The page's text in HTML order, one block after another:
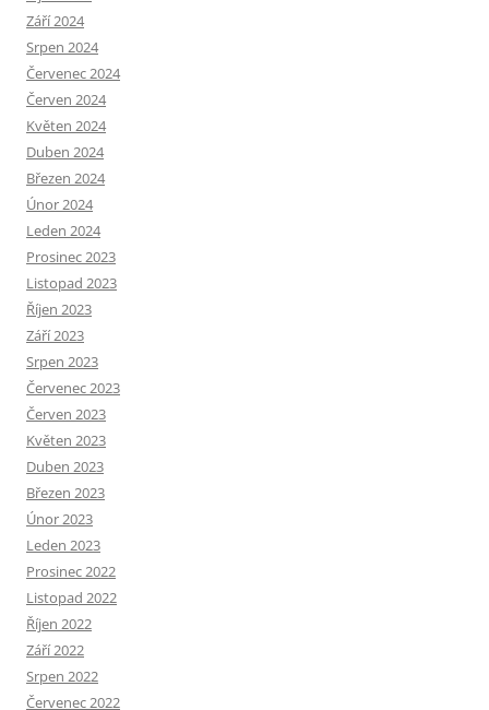
Září 2024
Srpen 2024
Červenec 2024
Červen 2024
Květen 2024
Duben 2024
Březen 2024
Únor 2024
Leden 2024
Prosinec 2023
Listopad 2023
Říjen 2023
Září 2023
Srpen 2023
Červenec 2023
Červen 2023
Květen 2023
Duben 2023
Březen 2023
Únor 2023
Leden 2023
Prosinec 2022
Listopad 2022
Říjen 2022
Září 2022
Srpen 2022
Červenec 2022